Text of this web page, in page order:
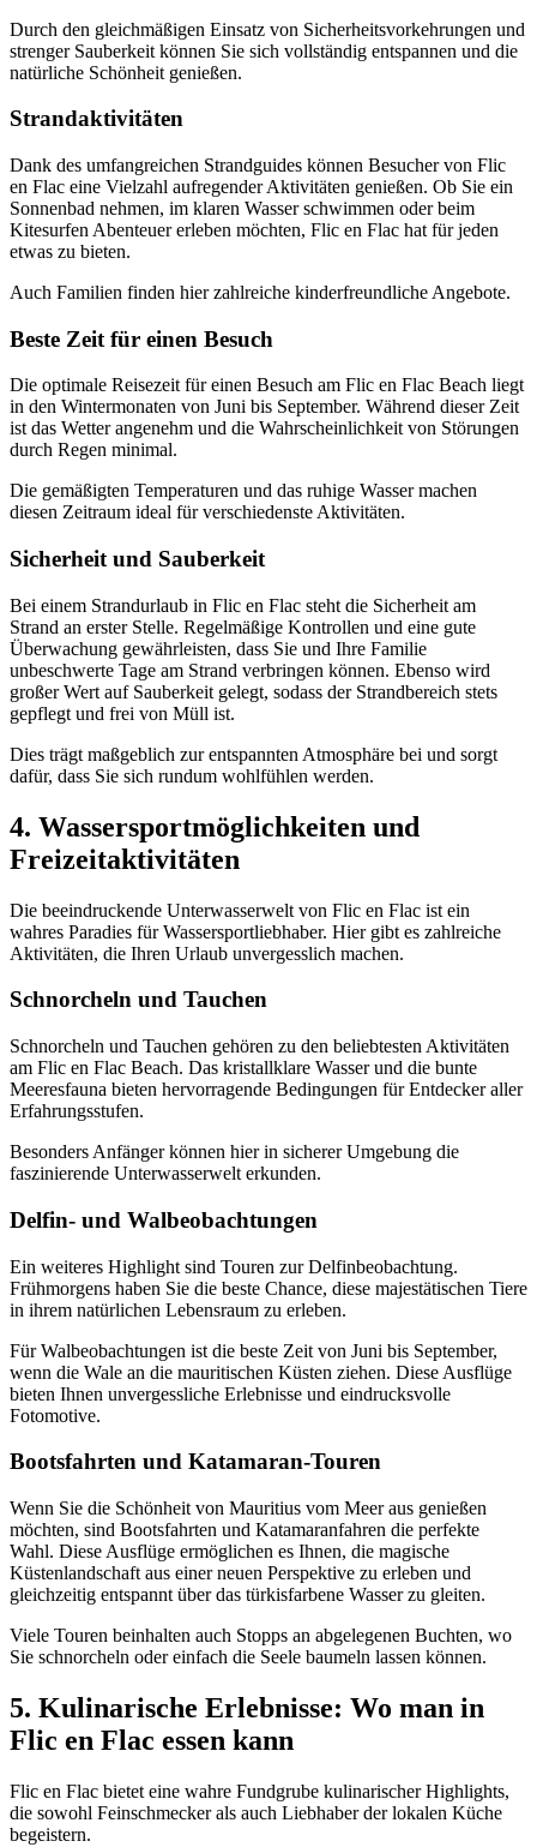
Durch den gleichmäßigen Einsatz von Sicherheitsvorkehrungen und
strenger Sauberkeit können Sie sich vollständig entspannen und die
natürliche Schönheit genießen.
Strandaktivitäten
Dank des umfangreichen Strandguides können Besucher von Flic
en Flac eine Vielzahl aufregender Aktivitäten genießen. Ob Sie ein
Sonnenbad nehmen, im klaren Wasser schwimmen oder beim
Kitesurfen Abenteuer erleben möchten, Flic en Flac hat für jeden
etwas zu bieten.
Auch Familien finden hier zahlreiche kinderfreundliche Angebote.
Beste Zeit für einen Besuch
Die optimale Reisezeit für einen Besuch am Flic en Flac Beach liegt
in den Wintermonaten von Juni bis September. Während dieser Zeit
ist das Wetter angenehm und die Wahrscheinlichkeit von Störungen
durch Regen minimal.
Die gemäßigten Temperaturen und das ruhige Wasser machen
diesen Zeitraum ideal für verschiedenste Aktivitäten.
Sicherheit und Sauberkeit
Bei einem Strandurlaub in Flic en Flac steht die Sicherheit am
Strand an erster Stelle. Regelmäßige Kontrollen und eine gute
Überwachung gewährleisten, dass Sie und Ihre Familie
unbeschwerte Tage am Strand verbringen können. Ebenso wird
großer Wert auf Sauberkeit gelegt, sodass der Strandbereich stets
gepflegt und frei von Müll ist.
Dies trägt maßgeblich zur entspannten Atmosphäre bei und sorgt
dafür, dass Sie sich rundum wohlfühlen werden.
4. Wassersportmöglichkeiten und
Freizeitaktivitäten
Die beeindruckende Unterwasserwelt von Flic en Flac ist ein
wahres Paradies für Wassersportliebhaber. Hier gibt es zahlreiche
Aktivitäten, die Ihren Urlaub unvergesslich machen.
Schnorcheln und Tauchen
Schnorcheln und Tauchen gehören zu den beliebtesten Aktivitäten
am Flic en Flac Beach. Das kristallklare Wasser und die bunte
Meeresfauna bieten hervorragende Bedingungen für Entdecker aller
Erfahrungsstufen.
Besonders Anfänger können hier in sicherer Umgebung die
faszinierende Unterwasserwelt erkunden.
Delfin- und Walbeobachtungen
Ein weiteres Highlight sind Touren zur Delfinbeobachtung.
Frühmorgens haben Sie die beste Chance, diese majestätischen Tiere
in ihrem natürlichen Lebensraum zu erleben.
Für Walbeobachtungen ist die beste Zeit von Juni bis September,
wenn die Wale an die mauritischen Küsten ziehen. Diese Ausflüge
bieten Ihnen unvergessliche Erlebnisse und eindrucksvolle
Fotomotive.
Bootsfahrten und Katamaran-Touren
Wenn Sie die Schönheit von Mauritius vom Meer aus genießen
möchten, sind Bootsfahrten und Katamaranfahren die perfekte
Wahl. Diese Ausflüge ermöglichen es Ihnen, die magische
Küstenlandschaft aus einer neuen Perspektive zu erleben und
gleichzeitig entspannt über das türkisfarbene Wasser zu gleiten.
Viele Touren beinhalten auch Stopps an abgelegenen Buchten, wo
Sie schnorcheln oder einfach die Seele baumeln lassen können.
5. Kulinarische Erlebnisse: Wo man in
Flic en Flac essen kann
Flic en Flac bietet eine wahre Fundgrube kulinarischer Highlights,
die sowohl Feinschmecker als auch Liebhaber der lokalen Küche
begeistern.